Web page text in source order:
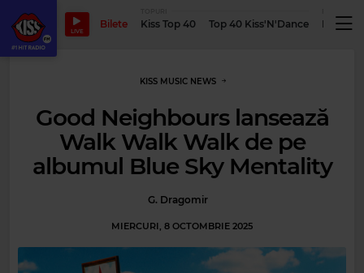
LIVE
Bilete Kiss Top 40 Top 40 Kiss'N'Dance
KISS MUSIC NEWS
Good Neighbours lansează
Walk Walk Walk de pe
albumul Blue Sky Mentality
G. Dragomir
MIERCURI, 8 OCTOMBRIE 2025